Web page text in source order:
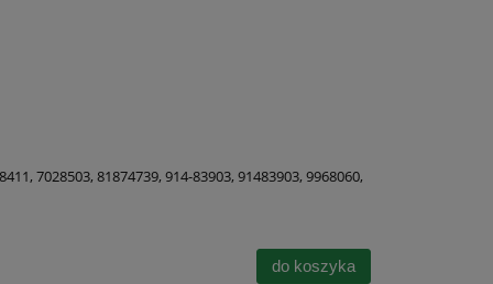
7028503, 81874739, 914-83903, 91483903, 9968060,
do koszyka